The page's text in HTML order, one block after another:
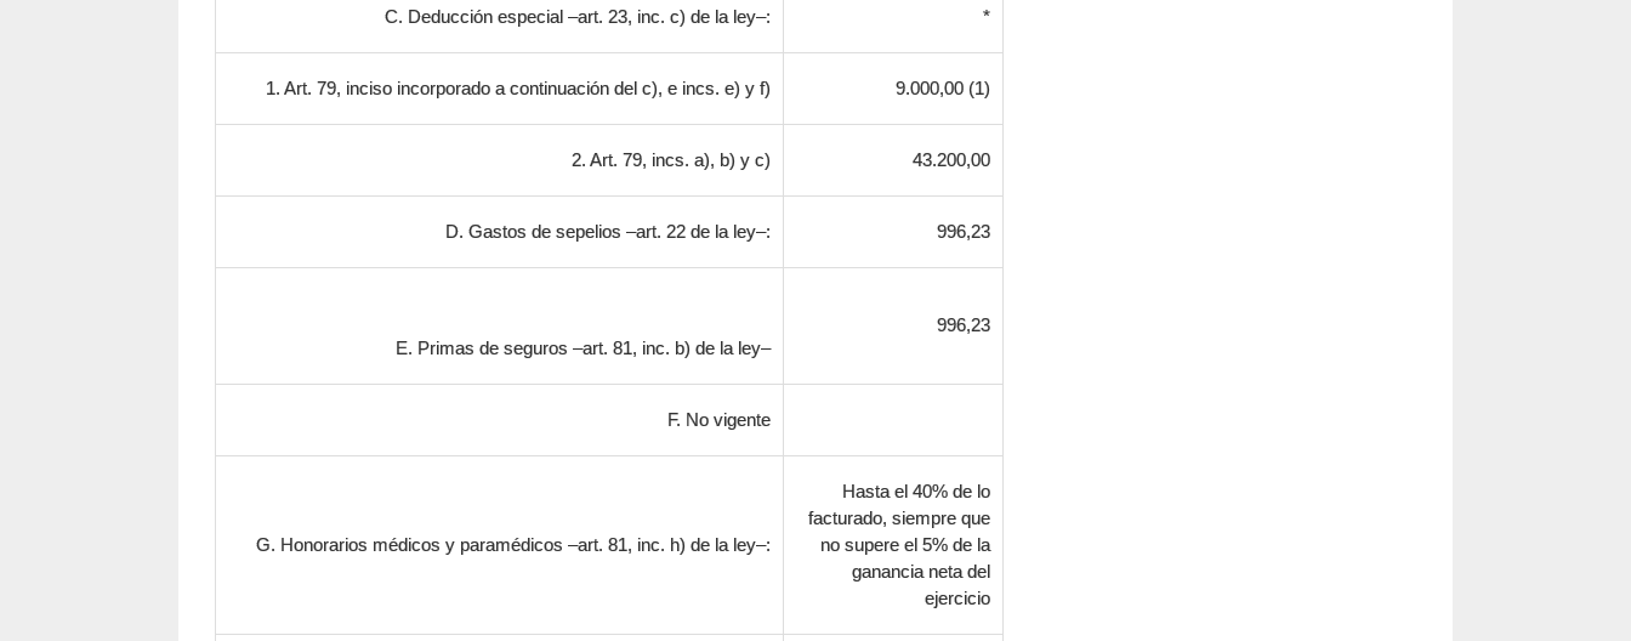
C. Deducción especial –art. 23, inc. c) de la ley–: *
1. Art. 79, inciso incorporado a continuación del c), e incs. e) y f) 9.000,00 (1)
2. Art. 79, incs. a), b) y c) 43.200,00
D. Gastos de sepelios –art. 22 de la ley–: 996,23
E. Primas de seguros –art. 81, inc. b) de la ley–
996,23
F. No vigente
G. Honorarios médicos y paramédicos –art. 81, inc. h) de la ley–:
Hasta el 40% de lo
facturado, siempre que
no supere el 5% de la
ganancia neta del
ejercicio